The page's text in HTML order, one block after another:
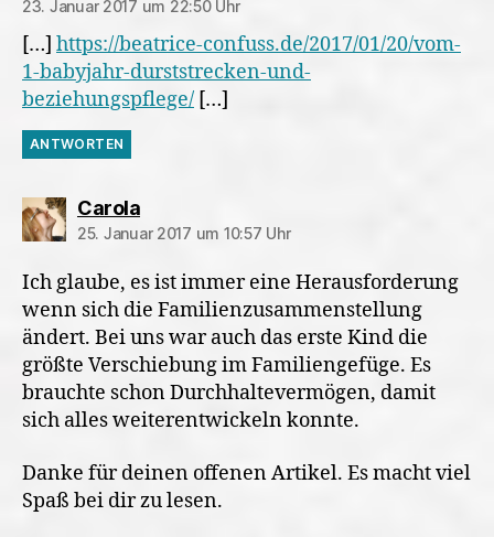
23. Januar 2017 um 22:50 Uhr
[…] https://beatrice-confuss.de/2017/01/20/vom-
1-babyjahr-durststrecken-und-
beziehungspflege/ […]
ANTWORTEN
Carolasagt:
25. Januar 2017 um 10:57 Uhr
Ich glaube, es ist immer eine Herausforderung
wenn sich die Familienzusammenstellung
ändert. Bei uns war auch das erste Kind die
größte Verschiebung im Familiengefüge. Es
brauchte schon Durchhaltevermögen, damit
sich alles weiterentwickeln konnte.
Danke für deinen offenen Artikel. Es macht viel
Spaß bei dir zu lesen.